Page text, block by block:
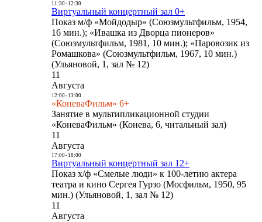
11:30- 12:30
Виртуальный концертный зал 0+
Показ м/ф «Мойдодыр» (Союзмультфильм, 1954,
16 мин.); «Ивашка из Дворца пионеров»
(Союзмультфильм, 1981, 10 мин.); «Паровозик из
Ромашкова» (Союзмультфильм, 1967, 10 мин.)
(Ульяновой, 1, зал № 12)
11
Августа
12:00- 13:00
«КоневаФильм» 6+
Занятие в мультипликационной студии
«КоневаФильм» (Конева, 6, читальный зал)
11
Августа
17:00- 18:00
Виртуальный концертный зал 12+
Показ х/ф «Смелые люди» к 100-летию актера
театра и кино Сергея Гурзо (Мосфильм, 1950, 95
мин.) (Ульяновой, 1, зал № 12)
11
Августа